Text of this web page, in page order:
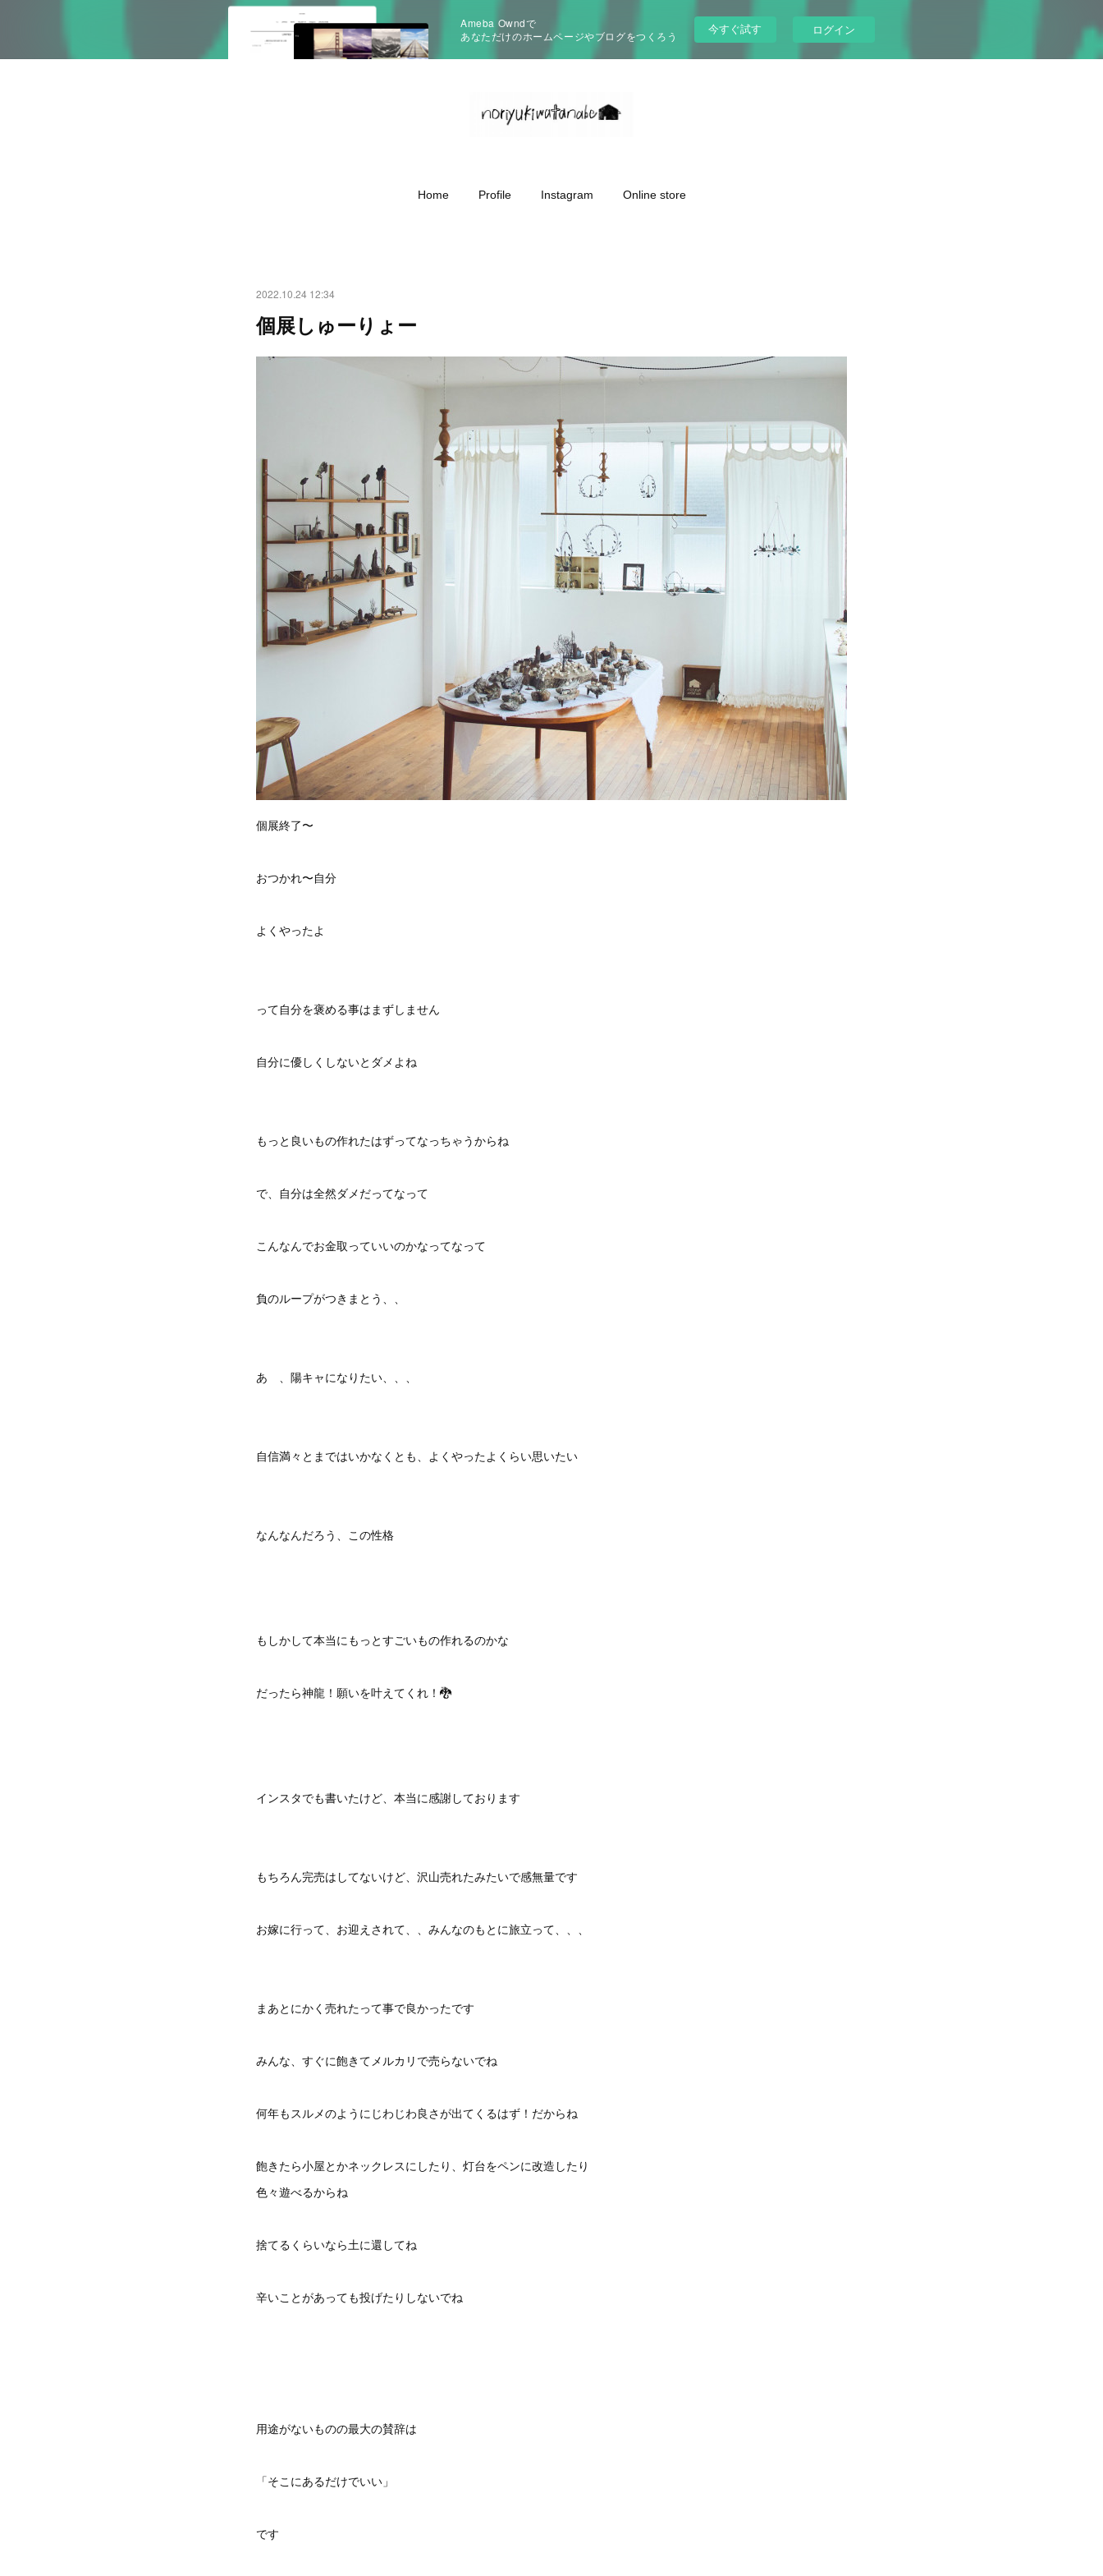
Ameba Owndで
あなただけのホームページやブログをつくろう
今すぐ試す ログイン
Home Profile Instagram Online store
2022.10.24 12:34
個展しゅーりょー
個展終了〜
おつかれ〜自分
よくやったよ
って自分を褒める事はまずしません
自分に優しくしないとダメよね
もっと良いもの作れたはずってなっちゃうからね
で、自分は全然ダメだってなって
こんなんでお金取っていいのかなってなって
負のループがつきまとう、、
あゝ、陽キャになりたい、、、
自信満々とまではいかなくとも、よくやったよくらい思いたい
なんなんだろう、この性格
もしかして本当にもっとすごいもの作れるのかな
だったら神龍！願いを叶えてくれ！🐉
インスタでも書いたけど、本当に感謝しております
もちろん完売はしてないけど、沢山売れたみたいで感無量です
お嫁に行って、お迎えされて、、みんなのもとに旅立って、、、
まあとにかく売れたって事で良かったです
みんな、すぐに飽きてメルカリで売らないでね
何年もスルメのようにじわじわ良さが出てくるはず！だからね
飽きたら小屋とかネックレスにしたり、灯台をペンに改造したり
色々遊べるからね
捨てるくらいなら土に還してね
辛いことがあっても投げたりしないでね
用途がないものの最大の賛辞は
「そこにあるだけでいい」
です